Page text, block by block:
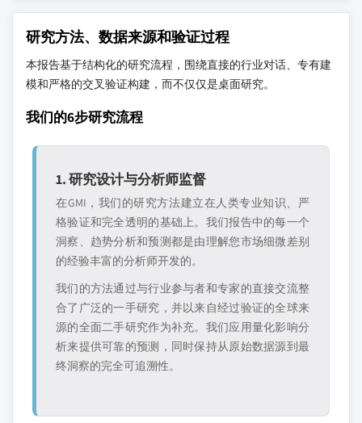
研究方法、数据来源和验证过程
本报告基于结构化的研究流程，围绕直接的行业对话、专有建
模和严格的交叉验证构建，而不仅仅是桌面研究。
我们的6步研究流程
1. 研究设计与分析师监督
在GMI，我们的研究方法建立在人类专业知识、严
格验证和完全透明的基础上。我们报告中的每一个
洞察、趋势分析和预测都是由理解您市场细微差别
的经验丰富的分析师开发的。
我们的方法通过与行业参与者和专家的直接交流整
合了广泛的一手研究，并以来自经过验证的全球来
源的全面二手研究作为补充。我们应用量化影响分
析来提供可靠的预测，同时保持从原始数据源到最
终洞察的完全可追溯性。